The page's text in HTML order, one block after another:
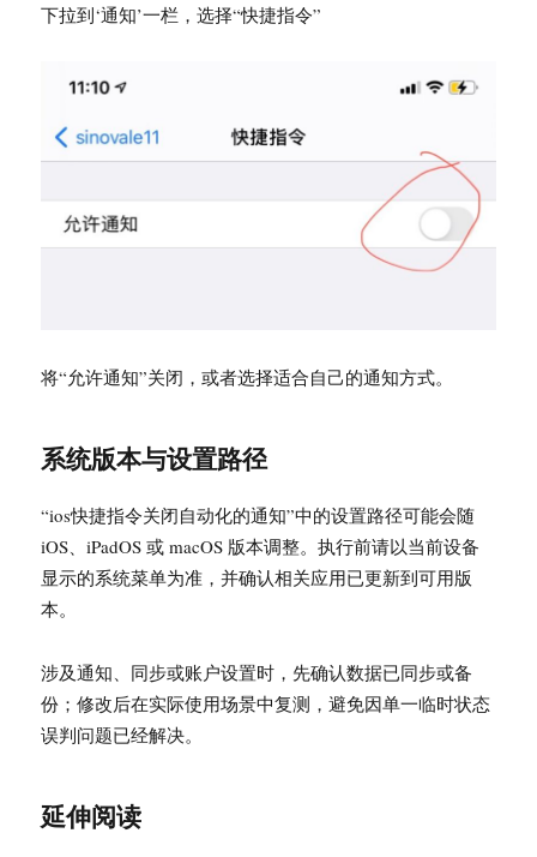
下拉到‘通知’一栏，选择“快捷指令”
将“允许通知”关闭，或者选择适合自己的通知方式。
系统版本与设置路径
“ios快捷指令关闭自动化的通知”中的设置路径可能会随
iOS、iPadOS 或 macOS 版本调整。执行前请以当前设备
显示的系统菜单为准，并确认相关应用已更新到可用版
本。
涉及通知、同步或账户设置时，先确认数据已同步或备
份；修改后在实际使用场景中复测，避免因单一临时状态
误判问题已经解决。
延伸阅读